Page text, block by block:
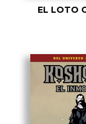
EL LOTO